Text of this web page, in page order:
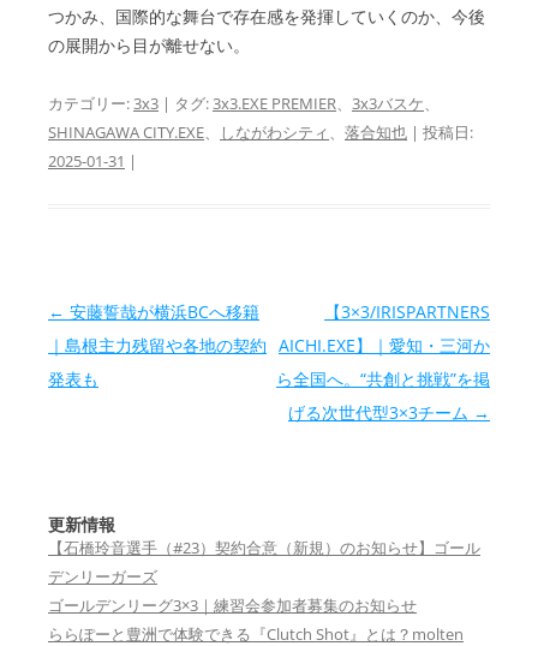
つかみ、国際的な舞台で存在感を発揮していくのか、今後
の展開から目が離せない。
カテゴリー:3x3 | タグ:3x3.EXE PREMIER、 3x3バスケ、
SHINAGAWA CITY.EXE、 しながわシティ、 落合知也 | 投稿日:
2025-01-31 |
投稿ナビゲーション
← 安藤誓哉が横浜BCへ移籍
｜島根主力残留や各地の契約
発表も
【3×3/IRISPARTNERS
AICHI.EXE】｜愛知・三河か
ら全国へ。“共創と挑戦”を掲
げる次世代型3×3チーム →
更新情報
【石橋玲音選手（#23）契約合意（新規）のお知らせ】ゴール
デンリーガーズ
ゴールデンリーグ3×3｜練習会参加者募集のお知らせ
ららぽーと豊洲で体験できる『Clutch Shot』とは？molten